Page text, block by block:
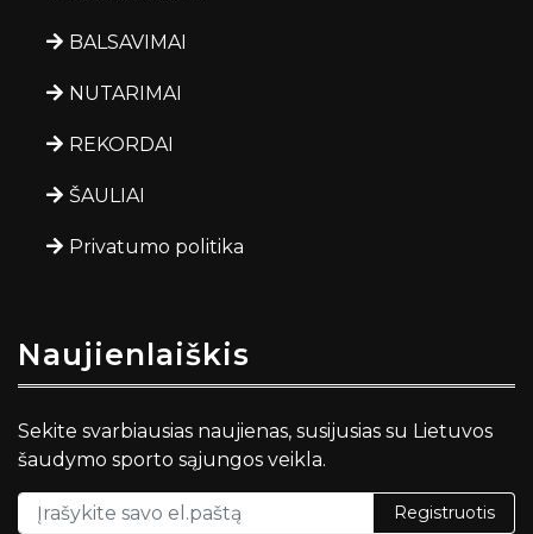
BALSAVIMAI
NUTARIMAI
REKORDAI
ŠAULIAI
Privatumo politika
Naujienlaiškis
Sekite svarbiausias naujienas, susijusias su Lietuvos
šaudymo sporto sąjungos veikla.
Registruotis